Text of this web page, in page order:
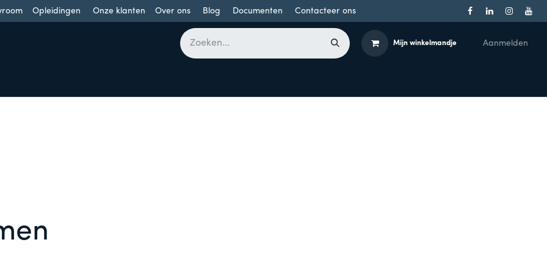
Opleidingen Onze klanten Over ons Blog Documenten Contacteer ons
Mijn winkelmandje Aanmelden